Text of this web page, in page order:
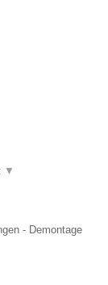
▼
- Demontage